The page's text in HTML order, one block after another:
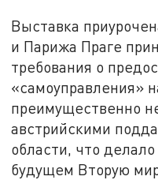
Выставка
и Парижа Праге
требования о
«самоуправления»
преимущественно
австрийскими
области, что
будущем Вторую